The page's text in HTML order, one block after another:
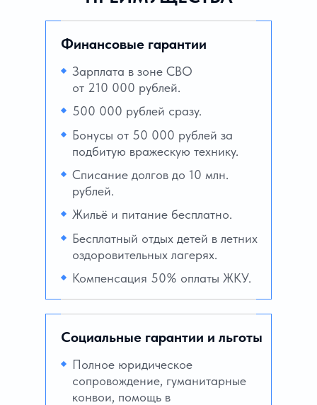
Финансовые гарантии
Социальные гарантии и льготы
Зарплата в зоне СВО
от 210 000 рублей.
500 000 рублей сразу.
Бонусы от 50 000 рублей за
подбитую вражескую технику.
Списание долгов до 10 млн.
рублей.
Жильё и питание бесплатно.
Бесплатный отдых детей в летних
оздоровительных лагерях.
Компенсация 50% оплаты ЖКУ.
Полное юридическое
сопровождение, гуманитарные
конвои, помощь в